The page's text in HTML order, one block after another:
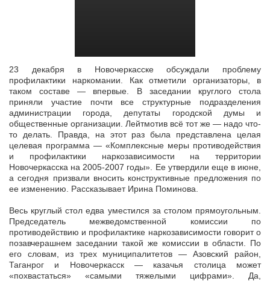
23 декабря в Новочеркасске обсуждали проблему
профилактики наркомании. Как отметили организаторы, в
таком составе — впервые. В заседании круглого стола
приняли участие почти все структурные подразделения
администрации города, депутаты городской думы и
общественные организации. Лейтмотив всё тот же — надо что-
то делать. Правда, на этот раз была представлена целая
целевая программа — «Комплексные меры противодействия
и профилактики наркозависимости на территории
Новочеркасска на 2005-2007 годы». Ее утвердили еще в июне,
а сегодня призвали вносить конструктивные предложения по
ее изменению. Рассказывает Ирина Поминова.
Весь круглый стол едва уместился за столом прямоугольным.
Председатель межведомственной комиссии по
противодействию и профилактике наркозависимости говорит о
позавчерашнем заседании такой же комиссии в области. По
его словам, из трех муниципалитетов — Азовский район,
Таганрог и Новочеркасск — казачья столица может
«похвастаться» «самыми тяжелыми цифрами». Да,